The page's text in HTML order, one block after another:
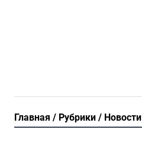
Главная Рубрики Новости